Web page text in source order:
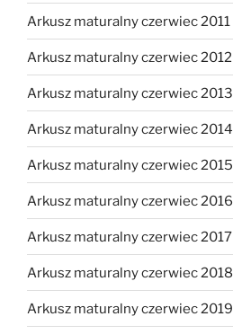
Arkusz maturalny czerwiec 2011
Arkusz maturalny czerwiec 2012
Arkusz maturalny czerwiec 2013
Arkusz maturalny czerwiec 2014
Arkusz maturalny czerwiec 2015
Arkusz maturalny czerwiec 2016
Arkusz maturalny czerwiec 2017
Arkusz maturalny czerwiec 2018
Arkusz maturalny czerwiec 2019